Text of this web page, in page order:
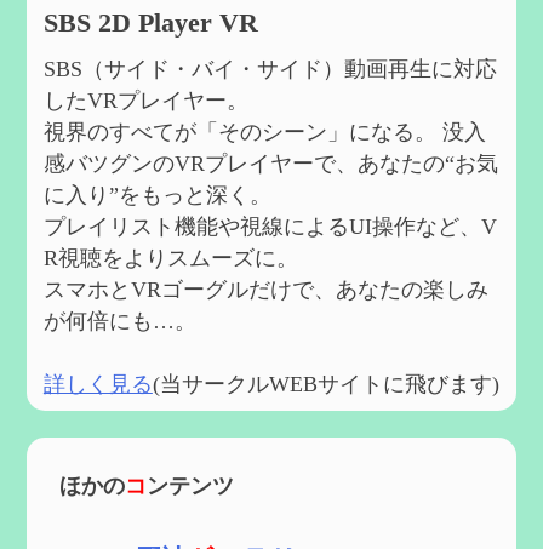
SBS 2D Player VR
SBS（サイド・バイ・サイド）動画再生に対応
したVRプレイヤー。
視界のすべてが「そのシーン」になる。 没入
感バツグンのVRプレイヤーで、あなたの“お気
に入り”をもっと深く。
プレイリスト機能や視線によるUI操作など、V
R視聴をよりスムーズに。
スマホとVRゴーグルだけで、あなたの楽しみ
が何倍にも…。
詳しく見る(当サークルWEBサイトに飛びます)
ほかのコ ンテンツ